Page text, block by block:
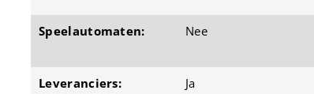
Speelautomaten: Nee
Leveranciers: Ja